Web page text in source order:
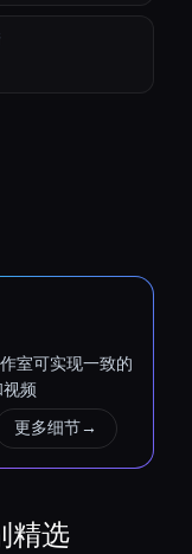
室可实现一致的
视频
更多细节→
精选